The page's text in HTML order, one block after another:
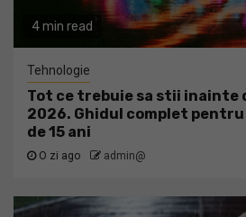
4 min read
Tehnologie
Tot ce trebuie sa stii inainte
2026. Ghidul complet
de 15 ani
O zi ago admin@